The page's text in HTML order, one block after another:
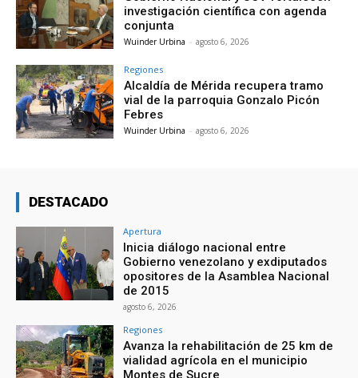
investigación científica con agenda
conjunta
Wuinder Urbina - agosto 6, 2026
Regiones
Alcaldía de Mérida recupera tramo
vial de la parroquia Gonzalo Picón
Febres
Wuinder Urbina - agosto 6, 2026
DESTACADO
Apertura
Inicia diálogo nacional entre
Gobierno venezolano y exdiputados
opositores de la Asamblea Nacional
de 2015
agosto 6, 2026
Regiones
Avanza la rehabilitación de 25 km de
vialidad agrícola en el municipio
Montes de Sucre